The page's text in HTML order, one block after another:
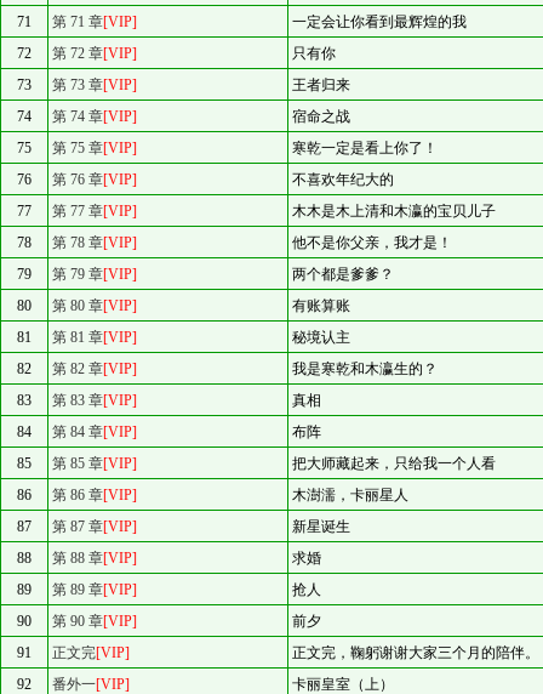
71
第 71 章[VIP]
一定会让你看到最辉煌的我
72
第 72 章[VIP]
只有你
73
第 73 章[VIP]
王者归来
74
第 74 章[VIP]
宿命之战
75
第 75 章[VIP]
寒乾一定是看上你了！
76
第 76 章[VIP]
不喜欢年纪大的
77
第 77 章[VIP]
木木是木上清和木瀛的宝贝儿子
78
第 78 章[VIP]
他不是你父亲，我才是！
79
第 79 章[VIP]
两个都是爹爹？
80
第 80 章[VIP]
有账算账
81
第 81 章[VIP]
秘境认主
82
第 82 章[VIP]
我是寒乾和木瀛生的？
83
第 83 章[VIP]
真相
84
第 84 章[VIP]
布阵
85
第 85 章[VIP]
把大师藏起来，只给我一个人看
86
第 86 章[VIP]
木澍濡，卡丽星人
87
第 87 章[VIP]
新星诞生
88
第 88 章[VIP]
求婚
89
第 89 章[VIP]
抢人
90
第 90 章[VIP]
前夕
91
正文完[VIP]
正文完，鞠躬谢谢大家三个月的陪伴。
92
番外一[VIP]
卡丽皇室（上）